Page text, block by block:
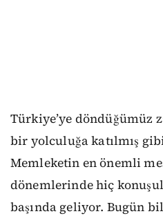
Türkiye’ye döndüğümüz
bir yolculuğa katılmış
Memleketin en önemli
dönemlerinde hiç
başında geliyor. Bugün